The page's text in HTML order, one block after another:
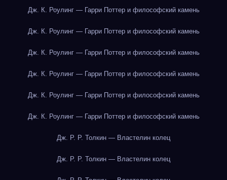
Дж. К. Роулинг — Гарри Поттер и философский камень
Дж. К. Роулинг — Гарри Поттер и философский камень
Дж. К. Роулинг — Гарри Поттер и философский камень
Дж. К. Роулинг — Гарри Поттер и философский камень
Дж. К. Роулинг — Гарри Поттер и философский камень
Дж. К. Роулинг — Гарри Поттер и философский камень
Дж. Р. Р. Толкин — Властелин колец
Дж. Р. Р. Толкин — Властелин колец